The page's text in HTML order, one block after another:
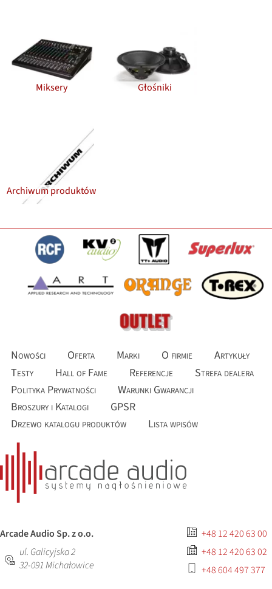
Miksery Głośniki
Archiwum produktów
Nowości Oferta Marki O firmie
Artykuły
Testy
Hall of Fame Referencje
Strefa dealera
Polityka Prywatności
Warunki Gwarancji
Broszury i Katalogi
GPSR
Drzewo katalogu produktów
Lista wpisów
Arcade Audio Sp. z o.o.
ul. Galicyjska 2
32-091Michałowice
+48 12 420 63 00
+48 12 420 63 02
+48 604 497 377